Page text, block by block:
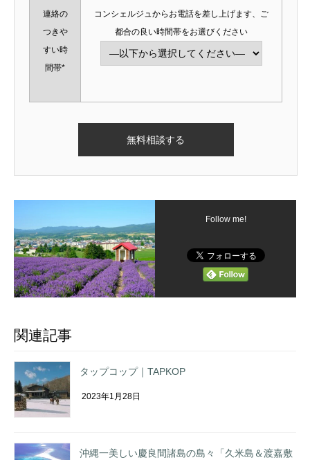
連絡の
つきや
すい時
間帯*
コンシェルジュからお電話を差し上げます、ご
都合の良い時間帯をお選びください
Follow me!
関連記事
タップコップ｜TAPKOP
2023年1月28日
沖縄一美しい慶良間諸島の島々「久米島＆渡嘉敷